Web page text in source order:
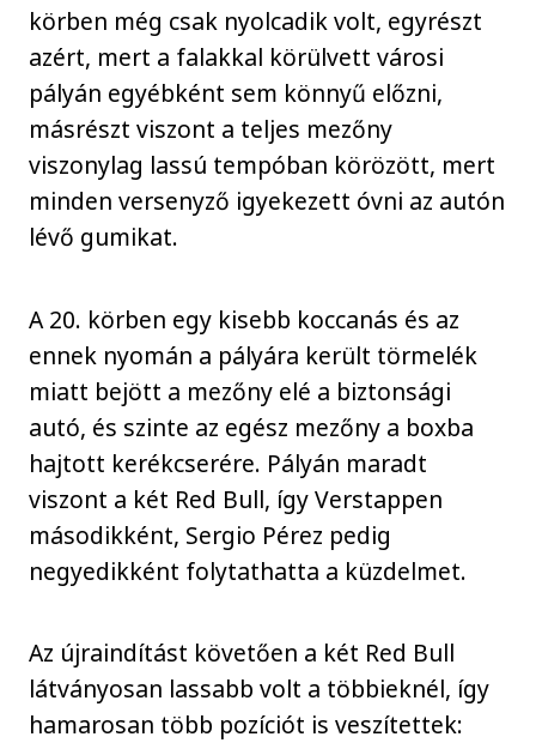
körben még csak nyolcadik volt, egyrészt
azért, mert a falakkal körülvett városi
pályán egyébként sem könnyű előzni,
másrészt viszont a teljes mezőny
viszonylag lassú tempóban körözött, mert
minden versenyző igyekezett óvni az autón
lévő gumikat.
A 20. körben egy kisebb koccanás és az
ennek nyomán a pályára került törmelék
miatt bejött a mezőny elé a biztonsági
autó, és szinte az egész mezőny a boxba
hajtott kerékcserére. Pályán maradt
viszont a két Red Bull, így Verstappen
másodikként, Sergio Pérez pedig
negyedikként folytathatta a küzdelmet.
Az újraindítást követően a két Red Bull
látványosan lassabb volt a többieknél, így
hamarosan több pozíciót is veszítettek: